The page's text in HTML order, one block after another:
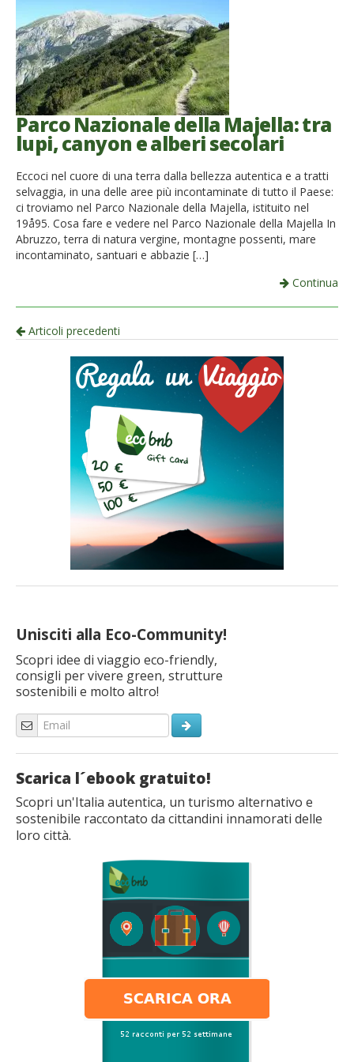
Parco Nazionale della Majella: tra
lupi, canyon e alberi secolari
Eccoci nel cuore di una terra dalla bellezza autentica e a tratti
selvaggia, in una delle aree più incontaminate di tutto il Paese:
ci troviamo nel Parco Nazionale della Majella, istituito nel
19å95. Cosa fare e vedere nel Parco Nazionale della Majella In
Abruzzo, terra di natura vergine, montagne possenti, mare
incontaminato, santuari e abbazie […]
Continua
Navigazione
articolo
Articoli precedenti
Unisciti alla Eco-Community!
Scopri idee di viaggio eco-friendly,
consigli per vivere green, strutture
sostenibili e molto altro!
Scarica l´ebook gratuito!
Scopri un'Italia autentica, un turismo alternativo e
sostenibile raccontato da cittandini innamorati delle
loro città.